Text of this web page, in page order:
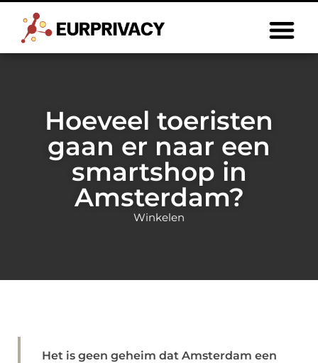
Hoeveel toeristen
gaan er naar een
smartshop in
Amsterdam?
Winkelen
Het is geen geheim dat Amsterdam een ​​